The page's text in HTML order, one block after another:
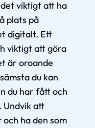
viktigt att ha
plats på
digitalt. Ett
viktigt att göra
är oroande
du kan
du har fått och
Undvik att
ha den som